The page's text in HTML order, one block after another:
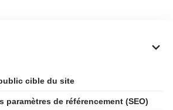
cible du site
paramètres de référencement (SEO)